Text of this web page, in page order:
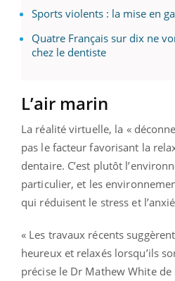
Sports violents : la mise en
Quatre Français sur dix ne
chez le dentiste
L’air marin
La réalité virtuelle, la «
pas le facteur favorisant la
dentaire. C’est plutôt
particulier, et les
qui réduisent le stress et
« Les travaux récents
heureux et relaxés lorsqu’ils
précise le Dr Mathew White de